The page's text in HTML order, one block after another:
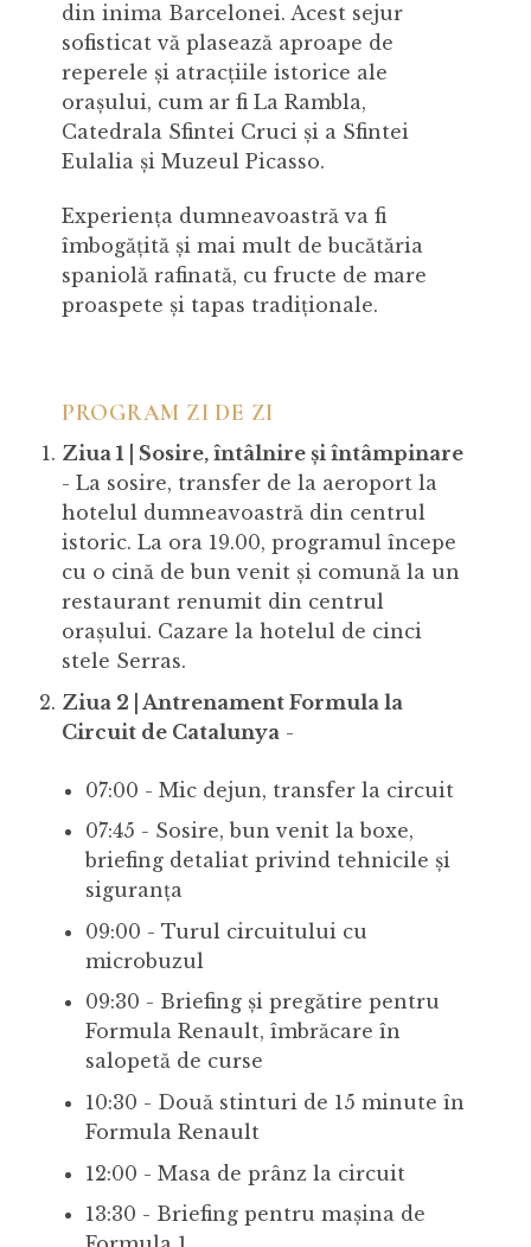
din inima Barcelonei. Acest sejur
sofisticat vă plasează aproape de
reperele și atracțiile istorice ale
orașului, cum ar fi La Rambla,
Catedrala Sfintei Cruci și a Sfintei
Eulalia și Muzeul Picasso.
Experiența dumneavoastră va fi
îmbogățită și mai mult de bucătăria
spaniolă rafinată, cu fructe de mare
proaspete și tapas tradiționale.
PROGRAM ZI DE ZI
Ziua 1 | Sosire, întâlnire și întâmpinare
- La sosire, transfer de la aeroport la
hotelul dumneavoastră din centrul
istoric. La ora 19.00, programul începe
cu o cină de bun venit și comună la un
restaurant renumit din centrul
orașului. Cazare la hotelul de cinci
stele Serras.
Ziua 2 | Antrenament Formula la
Circuit de Catalunya -
07:00 - Mic dejun, transfer la circuit
07:45 - Sosire, bun venit la boxe,
briefing detaliat privind tehnicile și
siguranța
09:00 - Turul circuitului cu
microbuzul
09:30 - Briefing și pregătire pentru
Formula Renault, îmbrăcare în
salopetă de curse
10:30 - Două stinturi de 15 minute în
Formula Renault
12:00 - Masa de prânz la circuit
13:30 - Briefing pentru mașina de